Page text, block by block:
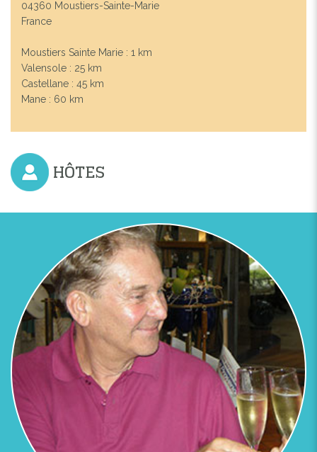
HÔTEL LA FERME ROSE - MOUSTIERS-SAINTE-MARIE
Previous
04360 Moustiers-Sainte-Marie
France
Moustiers Sainte Marie : 1 km
Valensole : 25 km
Castellane : 45 km
Mane : 60 km
HÔTES